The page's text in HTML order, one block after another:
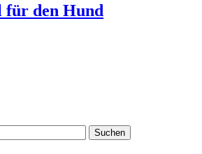
für den Hund